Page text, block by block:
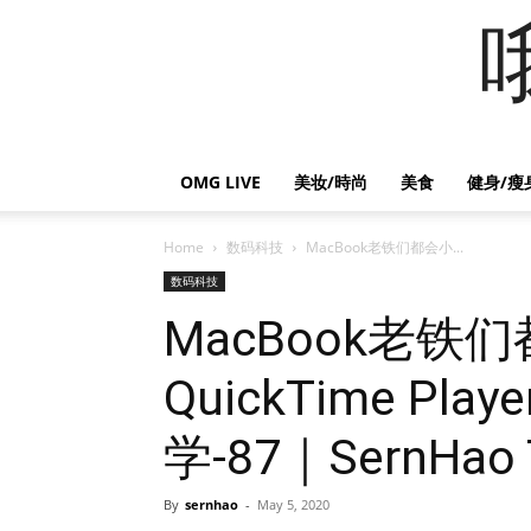
OMG LIVE 美妆/時尚 美食 健身/瘦
Home 数码科技 MacBook老铁们都会小...
数码科技
MacBook老铁
QuickTime
学-87｜SernHao
By sernhao - May 5, 2020